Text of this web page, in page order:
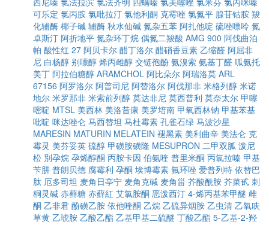
可乐定 氯丙胺 氯吡拉汀 氯他利酮 克霉唑 氯氮平 腺苷钴胺 羧
化辅酶 椰子碱 辅酶 秋水仙碱 氮杂五苯 阿扎他啶 硫唑嘌呤 氮
卓斯汀 阿折地平 氮杂环丁烷 偶氮二羧酸 AMG 900 阿伐曲泊
帕 酸性红 27 阿贝卡尔 醋丁洛尔 醋硝香豆素 乙缩醛 阿屈非
尼 白杨醇 别嘌醇 烯丙雌醇 交链孢酚 氨溴索 氨基丁醛 呱氨托
美丁 阿拉伯糖醇 ARAMCHOL 阿比朵尔 阿瑞洛莫 ARL
67156 阿罗洛尔 阿普司尼 阿替洛尔 阿伐那非 米格列醇 米诺
地尔 米罗那非 米索前列醇 莫达非尼 莫西普利 莫奈太尔 甲噻
嘧啶 MTSL 美西林 美洛昔康 美罗培南 甲氧西林钠 甲基苯基
吡啶 咪达唑仑 马西替坦 马杜霉素 孔雀石绿 马波沙星
MARESIN MATURIN MELATEIN 褪黑素 美利曲辛 美法仑 克
霉灵 美芬妥英 硫醇 甲磺胺磺隆 MESUPRON 二甲双胍 泼尼
松 別孕烷 孕烯醇酮 丙胺卡因 伯氨喹 普里米酮 丙氯拉嗪 甲基
苄肼 普朗贝德 腐霉利 孕酮 埃博霉素 氟环唑 爱普列特 依替巴
肽 厄多司坦 麦角日亭宁 麦角克碱 麦角甾 芥酸酰胺 芥菜甙 刺
桐灵碱 赤藓糖 赤蘚紅 艾氯胺酮 恶泼西汀 4-烯丙基苯甲醚 雌
酮 乙非君 酚磺乙胺 依他喹酮 乙烷 乙硫异烟胺 乙虫清 乙氧呋
草黄 乙琥胺 乙酸乙酯 乙基甲基二硫醚 丁酸乙酯 5-乙基-2-羟